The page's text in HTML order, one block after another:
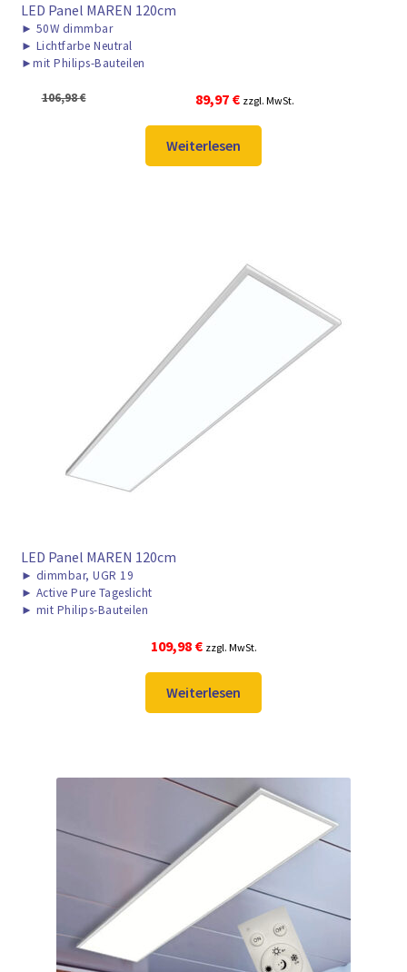
LED Panel MAREN 120cm
► 50W dimmbar
► Lichtfarbe Neutral
►mit Philips-Bauteilen
106,98€
Ursprünglicher
war:
106,98 €
89,97 €Aktueller
ist:
89,97 €.
zzgl. MwSt.
Weiterlesen
LED Panel MAREN 120cm
► dimmbar, UGR 19
► Active Pure Tageslicht
► mit Philips-Bauteilen
109,98 € zzgl. MwSt.
Weiterlesen